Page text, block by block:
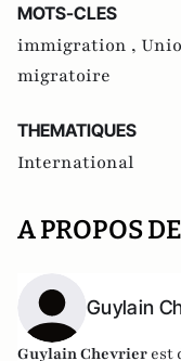
MOTS-CLES
immigration ,
migratoire
THEMATIQUES
International
A PROPOS
Guylain
Guylain Chevrier est